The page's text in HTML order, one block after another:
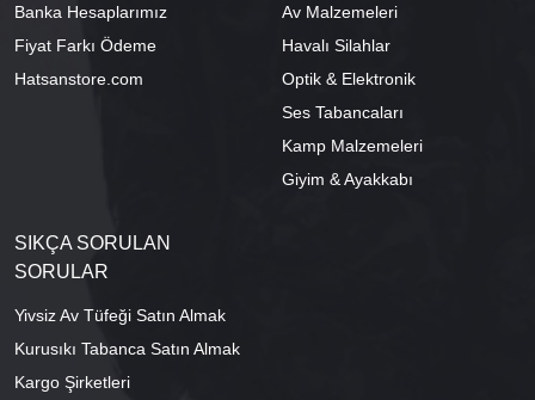
Banka Hesaplarımız
Fiyat Farkı Ödeme
Hatsanstore.com
Av Malzemeleri
Havalı Silahlar
Optik & Elektronik
Ses Tabancaları
Kamp Malzemeleri
Giyim & Ayakkabı
SIKÇA SORULAN
SORULAR
Yivsiz Av Tüfeği Satın Almak
Kurusıkı Tabanca Satın Almak
Kargo Şirketleri